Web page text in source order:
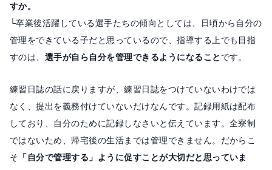
すか。
└卒業後活躍している選手たちの傾向としては、日頃から自分の
管理をできている子だと思っているので、指導する上でも目指
すのは、 選手が自ら自分を管理できるようになること です。
練習日誌の話に戻りますが、練習日誌をつけていないわけでは
なく、提出を義務付けていないだけなんです。記録用紙は配布
しており、自分のために記録しなさいと伝えています。全寮制
ではないため、帰宅後の生活までは管理できません。だからこ
そ 「自分で管理する」ように促すことが大切だと思っていま